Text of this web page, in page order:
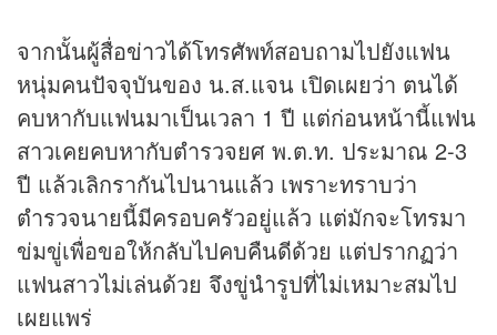
จากนั้นผู้สื่อข่าวได้โทรศัพท์สอบถามไปยังแฟน
หนุ่มคนปัจจุบันของ น.ส.แจน เปิดเผยว่า ตนได้
คบหากับแฟนมาเป็นเวลา 1 ปี แต่ก่อนหน้านี้แฟน
สาวเคยคบหากับตำรวจยศ พ.ต.ท. ประมาณ 2-3
ปี แล้วเลิกรากันไปนานแล้ว เพราะทราบว่า
ตำรวจนายนี้มีครอบครัวอยู่แล้ว แต่มักจะโทรมา
ข่มขู่เพื่อขอให้กลับไปคบคืนดีด้วย แต่ปรากฏว่า
แฟนสาวไม่เล่นด้วย จึงขู่นำรูปที่ไม่เหมาะสมไป
เผยแพร่